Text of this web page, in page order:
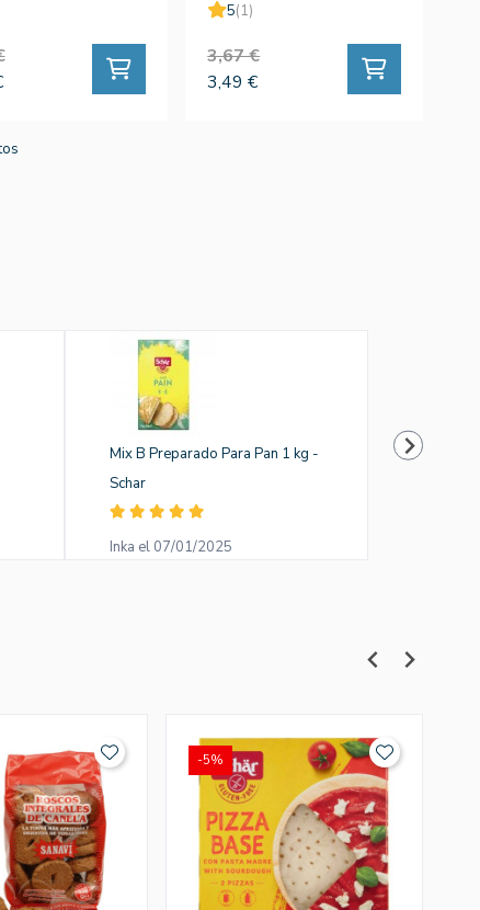
5(1)
3,67 €
3,49 €
Mix B Preparado Para Pan 1 kg -
Schar
Inka el 07/01/2025
-5%